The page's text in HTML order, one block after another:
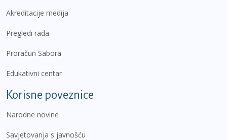
Akreditacije medija
Pregledi rada
Proračun Sabora
Edukativni centar
Korisne poveznice
Narodne novine
Savjetovanja s javnošću